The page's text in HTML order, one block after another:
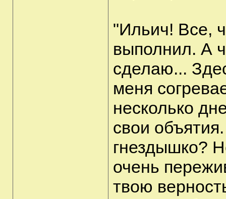
"Ильич! Все,
выполнил. А
сделаю...
меня
несколько
свои
гнездышко?
очень
твою